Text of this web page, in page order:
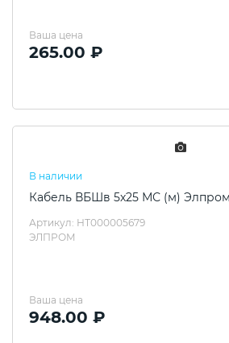
Ваша цена
265.00 ₽
В наличии
Кабель ВБШв 5х25 МС (м)
Артикул: НТ000005679
ЭЛПРОМ
Ваша цена
948.00 ₽